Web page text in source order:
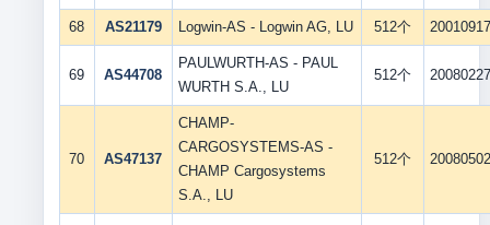
68 AS21179 Logwin-AS - Logwin AG, LU 512个 20010917
69 AS44708
PAULWURTH-AS - PAUL
WURTH S.A., LU
512个 20080227
70 AS47137
CHAMP-
CARGOSYSTEMS-AS -
CHAMP Cargosystems
S.A., LU
512个 20080502